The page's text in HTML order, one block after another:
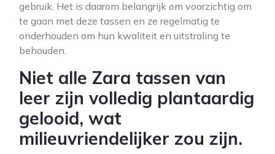
gebruik. Het is daarom belangrijk om voorzichtig om
te gaan met deze tassen en ze regelmatig te
onderhouden om hun kwaliteit en uitstraling te
behouden.
Niet alle Zara tassen van
leer zijn volledig plantaardig
gelooid, wat
milieuvriendelijker zou zijn.